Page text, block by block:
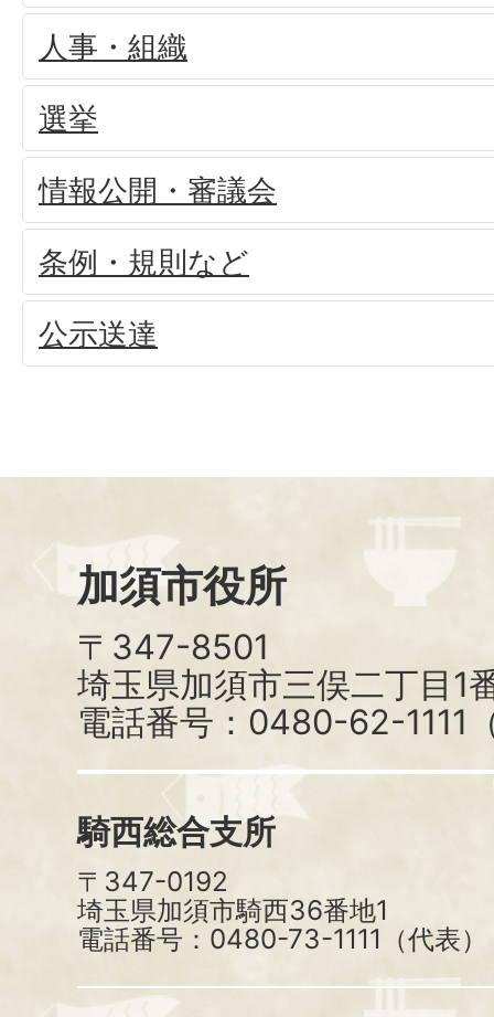
人事・組織
選挙
情報公開・審議会
条例・規則など
公示送達
加須市役所
〒347-8501
埼玉県加須市三俣二丁目1
電話番号：0480-62-1111
騎西総合支所
〒347-0192
埼玉県加須市騎西36番地1
電話番号：0480-73-1111（代表）